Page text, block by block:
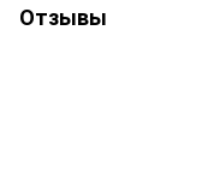
Отзывы